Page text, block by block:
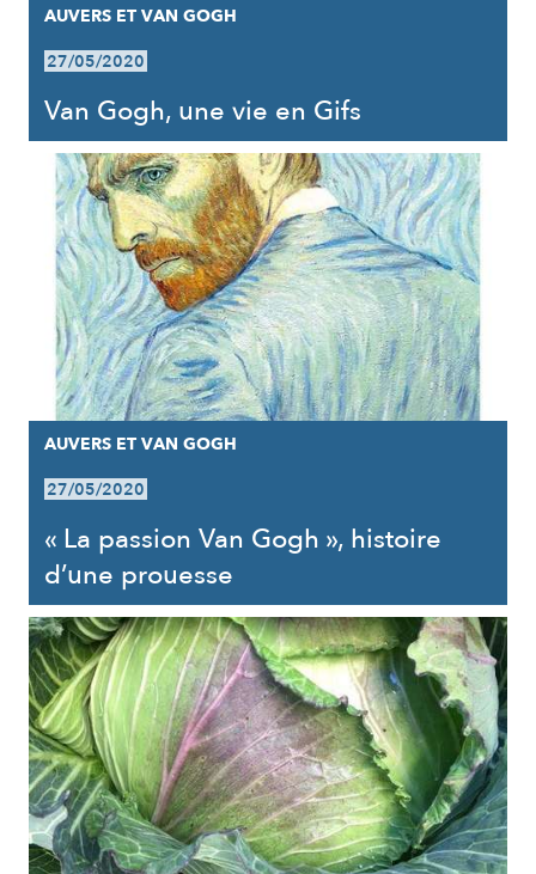
AUVERS ET VAN GOGH
27/05/2020
Van Gogh, une vie en Gifs
AUVERS ET VAN GOGH
27/05/2020
« La passion Van Gogh », histoire
d’une prouesse